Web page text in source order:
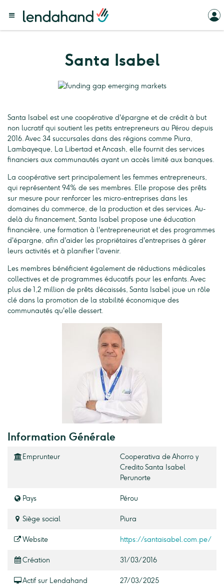
Santa Isabel
Santa Isabel est une coopérative d'épargne et de crédit à but
non lucratif qui soutient les petits entrepreneurs au Pérou depuis
2016. Avec 34 succursales dans des régions comme Piura,
Lambayeque, La Libertad et Ancash, elle fournit des services
financiers aux communautés ayant un accès limité aux banques.
La coopérative sert principalement les femmes entrepreneurs,
qui représentent 94% de ses membres. Elle propose des prêts
sur mesure pour renforcer les micro-entreprises dans les
domaines du commerce, de la production et des services. Au-
delà du financement, Santa Isabel propose une éducation
financière, une formation à l'entrepreneuriat et des programmes
d'épargne, afin d'aider les propriétaires d'entreprises à gérer
leurs activités et à planifier l'avenir.
Les membres bénéficient également de réductions médicales
collectives et de programmes éducatifs pour les enfants. Avec
plus de 1,2 million de prêts décaissés, Santa Isabel joue un rôle
clé dans la promotion de la stabilité économique des
communautés qu'elle dessert.
Information Générale
Emprunteur
Cooperativa de Ahorro y
Credito Santa Isabel
Perunorte
Pays Pérou
Siège social Piura
Website https://santaisabel.com.pe/
Création 31/03/2016
Actif sur Lendahand
27/03/2025